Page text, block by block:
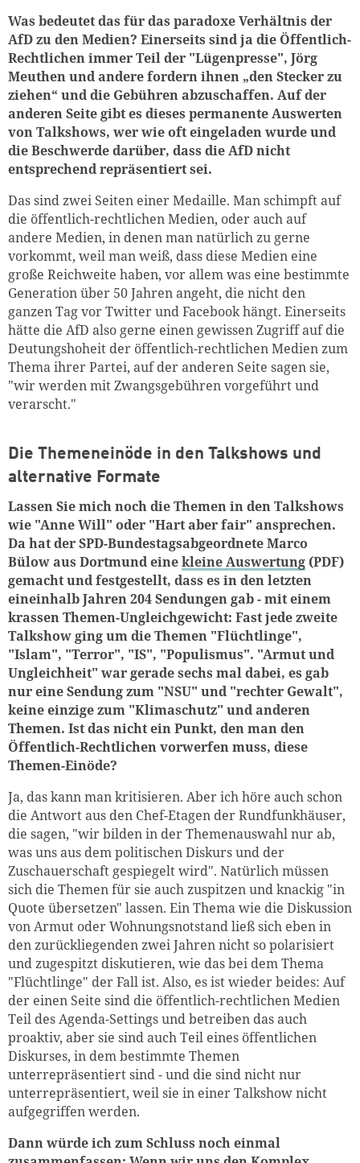
Was bedeutet das für das paradoxe Verhältnis der
AfD zu den Medien? Einerseits sind ja die Öffentlich-
Rechtlichen immer Teil der "Lügenpresse", Jörg
Meuthen und andere fordern ihnen „den Stecker zu
ziehen“ und die Gebühren abzuschaffen. Auf der
anderen Seite gibt es dieses permanente Auswerten
von Talkshows, wer wie oft eingeladen wurde und
die Beschwerde darüber, dass die AfD nicht
entsprechend repräsentiert sei.
Das sind zwei Seiten einer Medaille. Man schimpft auf
die öffentlich-rechtlichen Medien, oder auch auf
andere Medien, in denen man natürlich zu gerne
vorkommt, weil man weiß, dass diese Medien eine
große Reichweite haben, vor allem was eine bestimmte
Generation über 50 Jahren angeht, die nicht den
ganzen Tag vor Twitter und Facebook hängt. Einerseits
hätte die AfD also gerne einen gewissen Zugriff auf die
Deutungshoheit der öffentlich-rechtlichen Medien zum
Thema ihrer Partei, auf der anderen Seite sagen sie,
"wir werden mit Zwangsgebühren vorgeführt und
verarscht."
Die Themeneinöde in den Talkshows und
alternative Formate
Lassen Sie mich noch die Themen in den Talkshows
wie "Anne Will" oder "Hart aber fair" ansprechen.
Da hat der SPD-Bundestagsabgeordnete Marco
Bülow aus Dortmund einekleine Auswertung (PDF)
gemacht und festgestellt, dass es in den letzten
eineinhalb Jahren 204 Sendungen gab - mit einem
krassen Themen-Ungleichgewicht: Fast jede zweite
Talkshow ging um die Themen "Flüchtlinge",
"Islam", "Terror", "IS", "Populismus". "Armut und
Ungleichheit" war gerade sechs mal dabei, es gab
nur eine Sendung zum "NSU" und "rechter Gewalt",
keine einzige zum "Klimaschutz" und anderen
Themen. Ist das nicht ein Punkt, den man den
Öffentlich-Rechtlichen vorwerfen muss, diese
Themen-Einöde?
Ja, das kann man kritisieren. Aber ich höre auch schon
die Antwort aus den Chef-Etagen der Rundfunkhäuser,
die sagen, "wir bilden in der Themenauswahl nur ab,
was uns aus dem politischen Diskurs und der
Zuschauerschaft gespiegelt wird". Natürlich müssen
sich die Themen für sie auch zuspitzen und knackig "in
Quote übersetzen" lassen. Ein Thema wie die Diskussion
von Armut oder Wohnungsnotstand ließ sich eben in
den zurückliegenden zwei Jahren nicht so polarisiert
und zugespitzt diskutieren, wie das bei dem Thema
"Flüchtlinge" der Fall ist. Also, es ist wieder beides: Auf
der einen Seite sind die öffentlich-rechtlichen Medien
Teil des Agenda-Settings und betreiben das auch
proaktiv, aber sie sind auch Teil eines öffentlichen
Diskurses, in dem bestimmte Themen
unterrepräsentiert sind - und die sind nicht nur
unterrepräsentiert, weil sie in einer Talkshow nicht
aufgegriffen werden.
Dann würde ich zum Schluss noch einmal